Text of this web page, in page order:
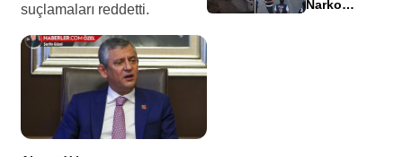
suçlamaları reddetti.
Narko